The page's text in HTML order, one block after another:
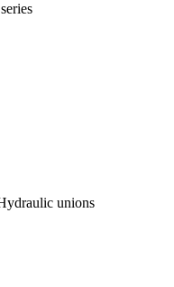
unions